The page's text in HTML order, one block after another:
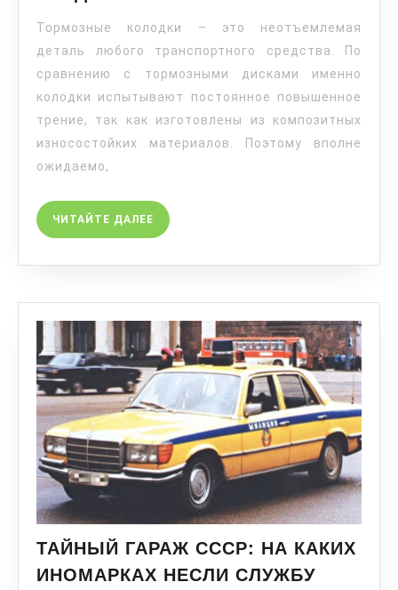
Тормозные колодки – это неотъемлемая
деталь любого транспортного средства. По
сравнению с тормозными дисками именно
колодки испытывают постоянное повышенное
трение, так как изготовлены из композитных
износостойких материалов. Поэтому вполне
ожидаемо,
ЧИТАЙТЕ ДАЛЕЕ
ТАЙНЫЙ ГАРАЖ СССР: НА КАКИХ
ИНОМАРКАХ НЕСЛИ СЛУЖБУ